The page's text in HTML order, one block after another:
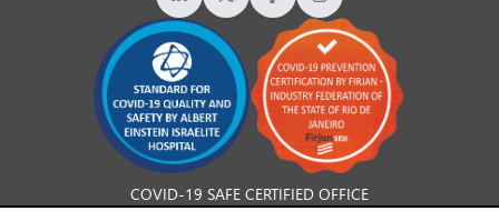
COVID-19 SAFE CERTIFIED OFFICE